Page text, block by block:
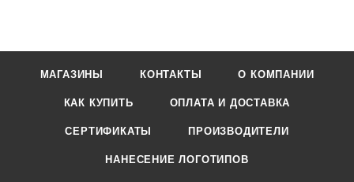
МАГАЗИНЫ КОНТАКТЫ О КОМПАНИИ
КАК КУПИТЬ ОПЛАТА И ДОСТАВКА
СЕРТИФИКАТЫ ПРОИЗВОДИТЕЛИ
НАНЕСЕНИЕ ЛОГОТИПОВ